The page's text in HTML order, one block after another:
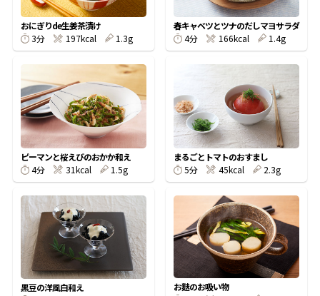
サッと鍋® 楽チン鍋®
楽チン屋® ストレートつゆ
めんつゆレシピ
割烹白だしレシピ
レシピ特設サイト
割烹白だしレシピ特集
だし巻き卵特集
かつおだしが決め手！簡単茶碗蒸し
おにぎりde生姜茶漬け
3分
197kcal 1.3g
春キャベツとツナのだしマヨサラダ
4分
166kcal 1.4g
ピーマンと桜えびのおかか和え
4分
31kcal 1.5g
まるごとトマトのおすまし
5分
45kcal 2.3g
黒豆の洋風白和え
お麩のお吸い物